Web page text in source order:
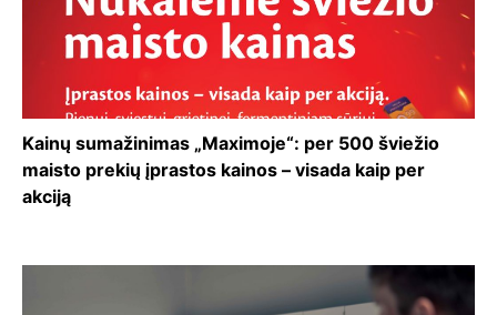
Kainų sumažinimas „Maximoje“: per 500 šviežio
maisto prekių įprastos kainos – visada kaip per
akciją